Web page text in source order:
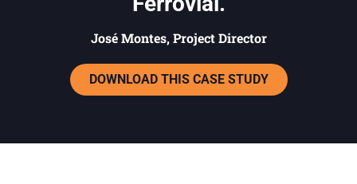
José Montes, Project Director
DOWNLOAD THIS CASE STUDY